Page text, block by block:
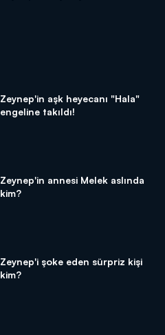
Zeynep'in aşk heyecanı "Hala"
engeline takıldı!
Zeynep'in annesi Melek aslında
kim?
Zeynep'i şoke eden sürpriz kişi
kim?